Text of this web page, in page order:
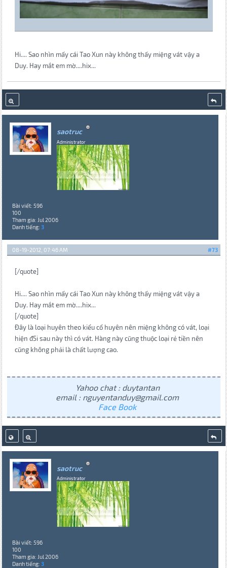
Hi.... Sao nhìn mấy cái Tao Xun này không thấy miệng vát vậy a
Duy. Hay mắt em mờ....hix...
saotruc
Administrator
Bài viết: 596
100
Tham gia: Jul 2006
Danh tiếng: 3
#73
08-19-2012, 07:46 AM
[/quote]
Hi.... Sao nhìn mấy cái Tao Xun này không thấy miệng vát vậy a
Duy. Hay mắt em mờ....hix...
[/quote]
Đây là loại huyên theo kiểu cổ huyên nên miệng không có vát, loại
hiện đ5i sau này thì có vát. Hàng này cũng thuộc loại rẻ tiền nên
cũng không phải là chất lượng cao.
Yahoo chat : duytantan
email : nguyentanduy@gmail.com
Face Book
saotruc
Administrator
Bài viết: 596
100
Tham gia: Jul 2006
Danh tiếng: 3